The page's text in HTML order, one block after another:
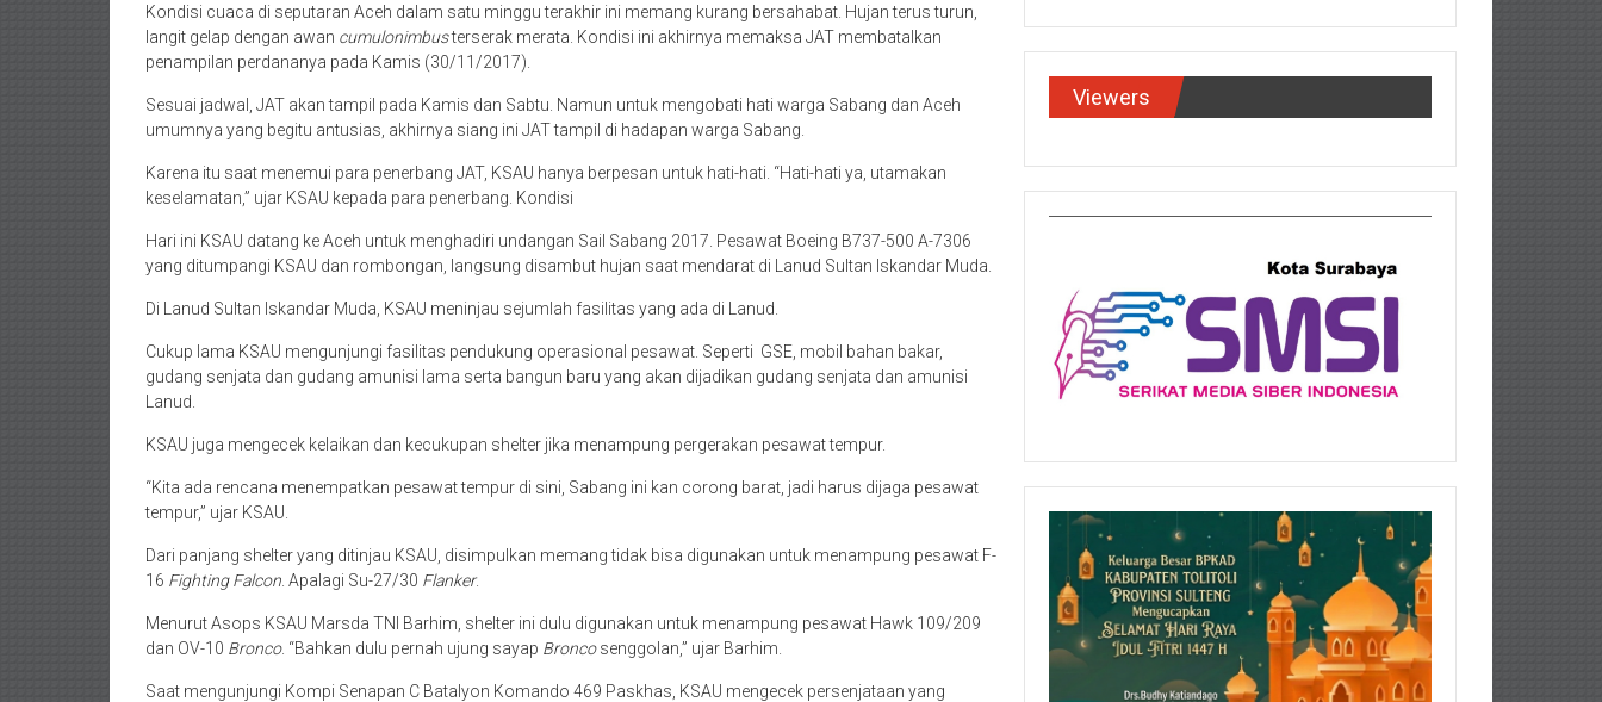
Kondisi cuaca di seputaran Aceh dalam satu minggu terakhir ini memang kurang bersahabat. Hujan terus turun,
langit gelap dengan awan cumulonimbusterserak merata. Kondisi ini akhirnya memaksa JAT membatalkan
penampilan perdananya pada Kamis (30/11/2017).
Sesuai jadwal, JAT akan tampil pada Kamis dan Sabtu. Namun untuk mengobati hati warga Sabang dan Aceh
umumnya yang begitu antusias, akhirnya siang ini JAT tampil di hadapan warga Sabang.
Karena itu saat menemui para penerbang JAT, KSAU hanya berpesan untuk hati-hati. “Hati-hati ya, utamakan
keselamatan,” ujar KSAU kepada para penerbang. Kondisi
Hari ini KSAU datang ke Aceh untuk menghadiri undangan Sail Sabang 2017. Pesawat Boeing B737-500 A-7306
yang ditumpangi KSAU dan rombongan, langsung disambut hujan saat mendarat di Lanud Sultan Iskandar Muda.
Di Lanud Sultan Iskandar Muda, KSAU meninjau sejumlah fasilitas yang ada di Lanud.
Cukup lama KSAU mengunjungi fasilitas pendukung operasional pesawat. Seperti GSE, mobil bahan bakar,
gudang senjata dan gudang amunisi lama serta bangun baru yang akan dijadikan gudang senjata dan amunisi
Lanud.
KSAU juga mengecek kelaikan dan kecukupan shelter jika menampung pergerakan pesawat tempur.
“Kita ada rencana menempatkan pesawat tempur di sini, Sabang ini kan corong barat, jadi harus dijaga pesawat
tempur,” ujar KSAU.
Dari panjang shelter yang ditinjau KSAU, disimpulkan memang tidak bisa digunakan untuk menampung pesawat F-
16 Fighting Falcon . Apalagi Su-27/30 Flanker.
Menurut Asops KSAU Marsda TNI Barhim, shelter ini dulu digunakan untuk menampung pesawat Hawk 109/209
dan OV-10 Bronco. “Bahkan dulu pernah ujung sayap Broncosenggolan,” ujar Barhim.
Saat mengunjungi Kompi Senapan C Batalyon Komando 469 Paskhas, KSAU mengecek persenjataan yang
Viewers